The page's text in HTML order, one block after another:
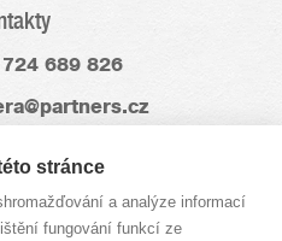
689 826
stránce
a analýze informací
fungování funkcí ze